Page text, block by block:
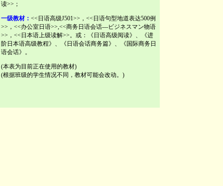
读>>；
一级教材： <<日语高级J501>>，<<日语句型地道表达500例
>>，<<办公室日语>>,<<商务日语会话---ビジネスマン物语
>>，<<日本语上级读解>>。或：《日语高级阅读》、《进
阶日本语高级教程》、《日语会话商务篇》、《国际商务日
语会话》。
(本表为目前正在使用的教材)
(根据班级的学生情况不同，教材可能会改动。)